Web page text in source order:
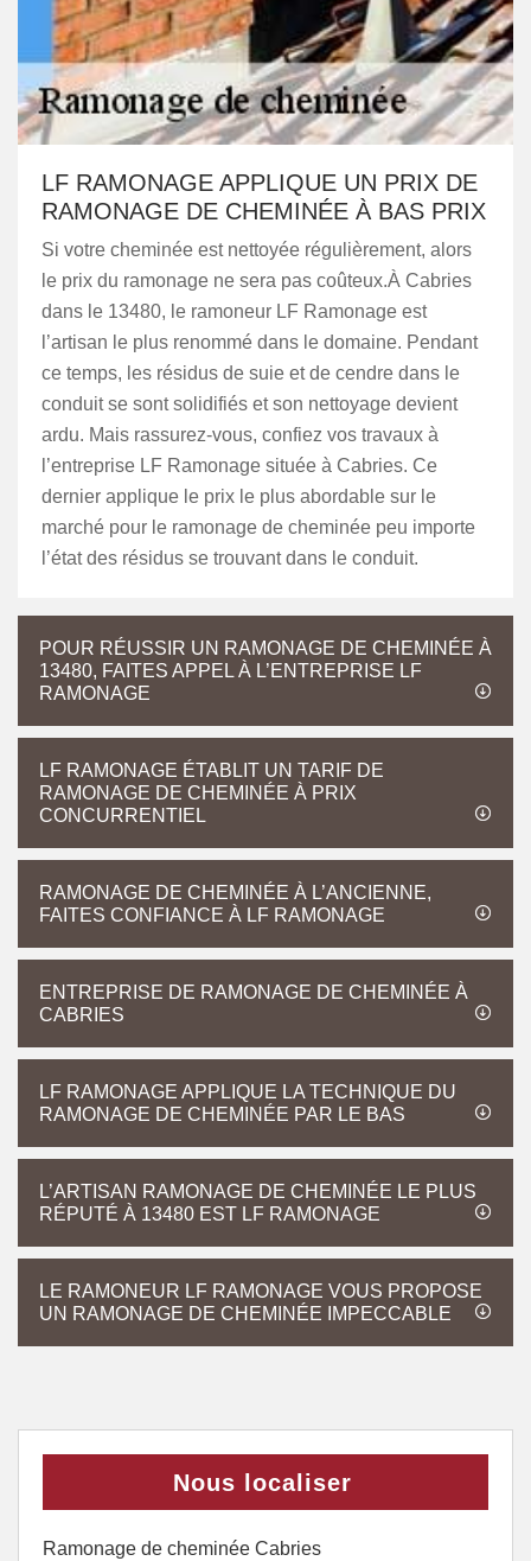
LF RAMONAGE APPLIQUE UN PRIX DE
RAMONAGE DE CHEMINÉE À BAS PRIX
Si votre cheminée est nettoyée régulièrement, alors
le prix du ramonage ne sera pas coûteux.À Cabries
dans le 13480, le ramoneur LF Ramonage est
l’artisan le plus renommé dans le domaine. Pendant
ce temps, les résidus de suie et de cendre dans le
conduit se sont solidifiés et son nettoyage devient
ardu. Mais rassurez-vous, confiez vos travaux à
l’entreprise LF Ramonage située à Cabries. Ce
dernier applique le prix le plus abordable sur le
marché pour le ramonage de cheminée peu importe
l’état des résidus se trouvant dans le conduit.
POUR RÉUSSIR UN RAMONAGE DE CHEMINÉE À
13480, FAITES APPEL À L’ENTREPRISE LF
RAMONAGE
LF RAMONAGE ÉTABLIT UN TARIF DE
RAMONAGE DE CHEMINÉE À PRIX
CONCURRENTIEL
RAMONAGE DE CHEMINÉE À L’ANCIENNE,
FAITES CONFIANCE À LF RAMONAGE
ENTREPRISE DE RAMONAGE DE CHEMINÉE À
CABRIES
LF RAMONAGE APPLIQUE LA TECHNIQUE DU
RAMONAGE DE CHEMINÉE PAR LE BAS
L’ARTISAN RAMONAGE DE CHEMINÉE LE PLUS
RÉPUTÉ À 13480 EST LF RAMONAGE
LE RAMONEUR LF RAMONAGE VOUS PROPOSE
UN RAMONAGE DE CHEMINÉE IMPECCABLE
Nous localiser
Ramonage de cheminée Cabries